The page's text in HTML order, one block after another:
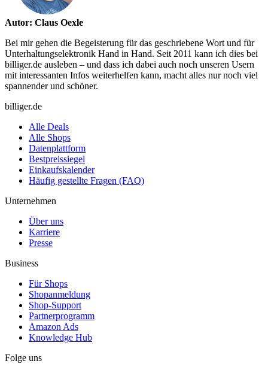
Autor: Claus Oexle
Bei mir gehen die Begeisterung für das geschriebene Wort und für
Unterhaltungselektronik Hand in Hand. Seit 2011 kann ich dies bei
billiger.de ausleben – und dass ich dabei auch noch unseren Usern
mit interessanten Infos weiterhelfen kann, macht alles nur noch viel
spannender und schöner.
billiger.de
Alle Deals
Alle Shops
Datenplattform
Bestpreissiegel
Einkaufskalender
Häufig gestellte Fragen (FAQ)
Unternehmen
Über uns
Karriere
Presse
Business
Für Shops
Shopanmeldung
Shop-Support
Partnerprogramm
Amazon Ads
Knowledge Hub
Folge uns